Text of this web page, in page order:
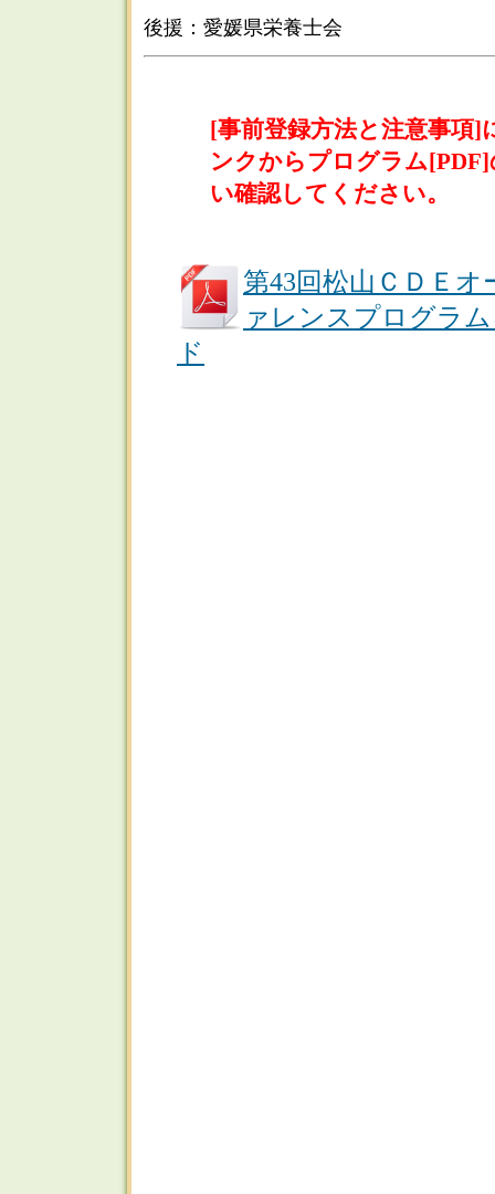
後援：愛媛県栄養士会
[事前登録方法と注意事項]
ンクからプログラム
い確認してください。
第43回松山ＣＤＥ
ァレンスプログラ
ド